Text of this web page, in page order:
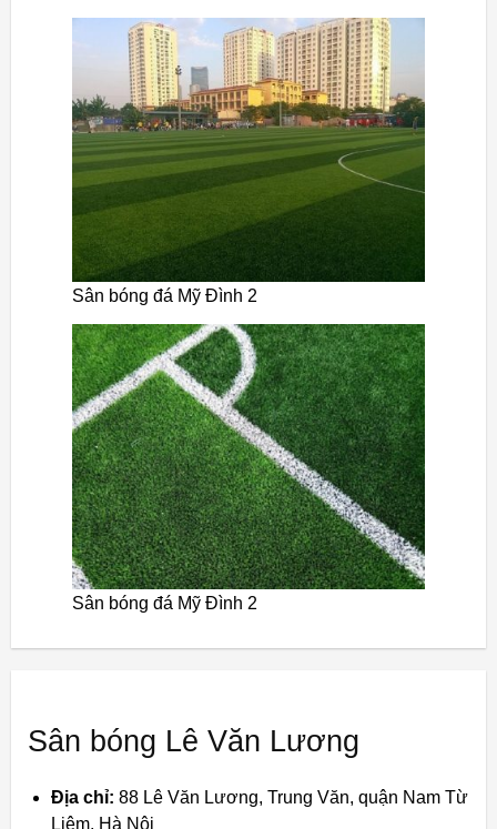
Sân bóng đá Mỹ Đình 2
Sân bóng đá Mỹ Đình 2
Sân bóng Lê Văn Lương
Địa chỉ: 88 Lê Văn Lương, Trung Văn, quận Nam Từ
Liêm, Hà Nội